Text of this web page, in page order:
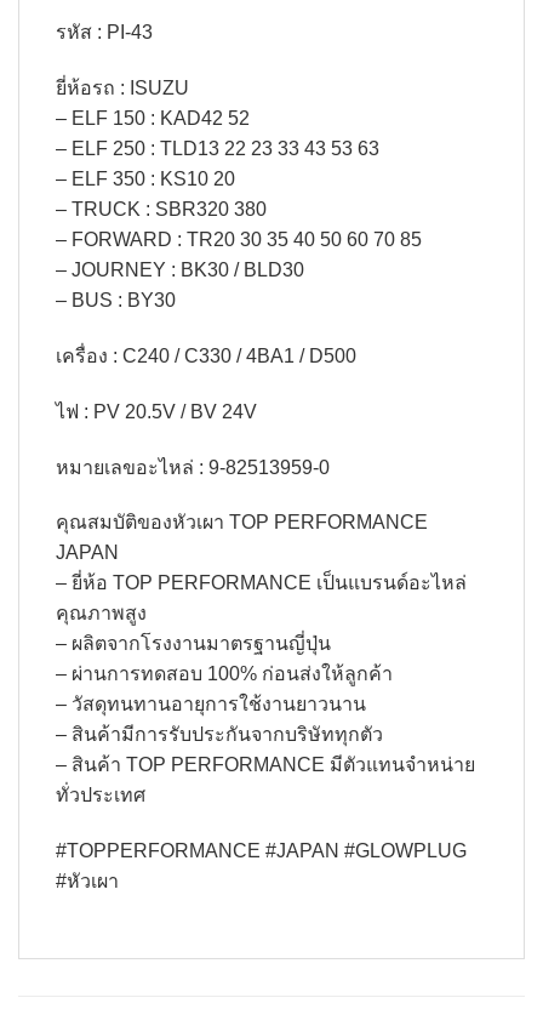
รหัส : PI-43
ยี่ห้อรถ : ISUZU
– ELF 150 : KAD42 52
– ELF 250 : TLD13 22 23 33 43 53 63
– ELF 350 : KS10 20
– TRUCK : SBR320 380
– FORWARD : TR20 30 35 40 50 60 70 85
– JOURNEY : BK30 / BLD30
– BUS : BY30
เครื่อง : C240 / C330 / 4BA1 / D500
ไฟ : PV 20.5V / BV 24V
หมายเลขอะไหล่ : 9-82513959-0
คุณสมบัติของหัวเผา TOP PERFORMANCE
JAPAN
– ยี่ห้อ TOP PERFORMANCE เป็นแบรนด์อะไหล่
คุณภาพสูง
– ผลิตจากโรงงานมาตรฐานญี่ปุ่น
– ผ่านการทดสอบ 100% ก่อนส่งให้ลูกค้า
– วัสดุทนทานอายุการใช้งานยาวนาน
– สินค้ามีการรับประกันจากบริษัททุกตัว
– สินค้า TOP PERFORMANCE มีตัวแทนจำหน่าย
ทั่วประเทศ
#TOPPERFORMANCE #JAPAN #GLOWPLUG
#หัวเผา